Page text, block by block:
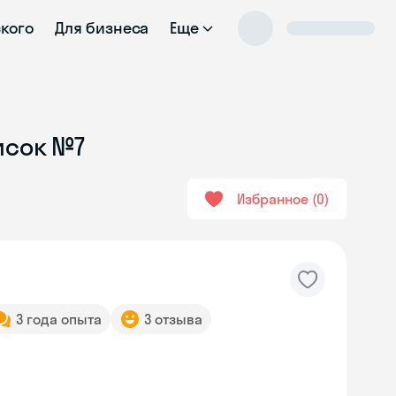
Для бизнеса Еще
№7
Избранное 0
3 года опыта 3 отзыва